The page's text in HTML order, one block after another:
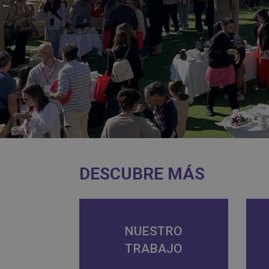
DESCUBRE MÁS
NUESTRO
TRABAJO